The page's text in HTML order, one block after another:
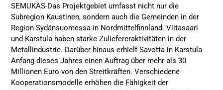
SEMUKAS-Das Projektgebiet umfasst nicht nur die
Subregion Kaustinen, sondern auch die Gemeinden in der
Region Sydänsuomessa in Nordmittelfinnland. Viitasaari
und Karstula haben starke Zuliefereraktivitäten in der
Metallindustrie. Darüber hinaus erhielt Savotta in Karstula
Anfang dieses Jahres einen Auftrag über mehr als 30
Millionen Euro von den Streitkräften. Verschiedene
Kooperationsmodelle erhöhen die Fähigkeit der